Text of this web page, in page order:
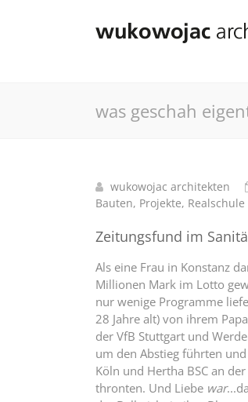
was geschah
wukowojac architekten
Bauten, Projekte,
Zeitungsfund im
Als eine Frau in Konstanz
Millionen Mark im Lotto
nur wenige Programme
28 Jahre alt) von ihrem
der VfB Stuttgart und
um den Abstieg führten
Köln und Hertha BSC an
thronten. Und Liebe war